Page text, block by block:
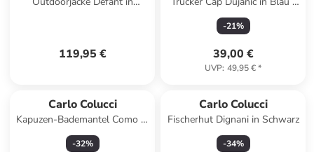
119,95 €
Weiß
-21%
39,00 €
UVP: 49,95 €*
Carlo Colucci
Kapuzen-Bademantel Como in
Marine
-32%
Carlo Colucci
Fischerhut Dignani in Schwarz
-34%